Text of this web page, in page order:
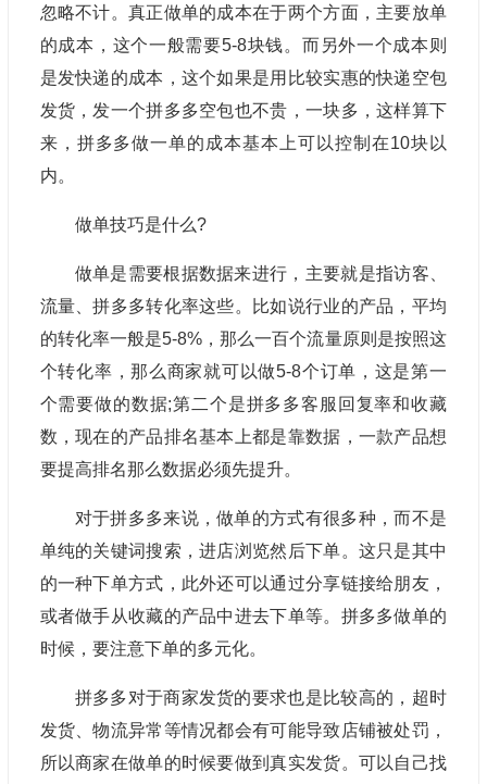
忽略不计。真正做单的成本在于两个方面，主要放单
的成本，这个一般需要5-8块钱。而另外一个成本则
是发快递的成本，这个如果是用比较实惠的快递空包
发货，发一个拼多多空包也不贵，一块多，这样算下
来，拼多多做一单的成本基本上可以控制在10块以
内。
做单技巧是什么?
做单是需要根据数据来进行，主要就是指访客、
流量、拼多多转化率这些。比如说行业的产品，平均
的转化率一般是5-8%，那么一百个流量原则是按照这
个转化率，那么商家就可以做5-8个订单，这是第一
个需要做的数据;第二个是拼多多客服回复率和收藏
数，现在的产品排名基本上都是靠数据，一款产品想
要提高排名那么数据必须先提升。
对于拼多多来说，做单的方式有很多种，而不是
单纯的关键词搜索，进店浏览然后下单。这只是其中
的一种下单方式，此外还可以通过分享链接给朋友，
或者做手从收藏的产品中进去下单等。拼多多做单的
时候，要注意下单的多元化。
拼多多对于商家发货的要求也是比较高的，超时
发货、物流异常等情况都会有可能导致店铺被处罚，
所以商家在做单的时候要做到真实发货。可以自己找